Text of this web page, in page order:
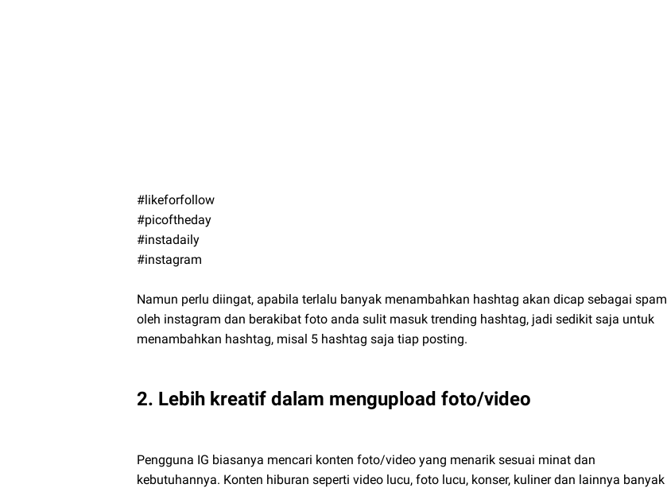
#likeforfollow
#picoftheday
#instadaily
#instagram
Namun perlu diingat, apabila terlalu banyak menambahkan hashtag akan dicap sebagai spam
oleh instagram dan berakibat foto anda sulit masuk trending hashtag, jadi sedikit saja untuk
menambahkan hashtag, misal 5 hashtag saja tiap posting.
2. Lebih kreatif dalam mengupload foto/video
Pengguna IG biasanya mencari konten foto/video yang menarik sesuai minat dan
kebutuhannya. Konten hiburan seperti video lucu, foto lucu, konser, kuliner dan lainnya banyak